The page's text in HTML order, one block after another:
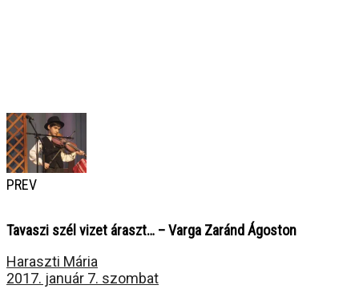
PREV
Tavaszi szél vizet áraszt… – Varga Zaránd Ágoston
Haraszti Mária
2017. január 7. szombat